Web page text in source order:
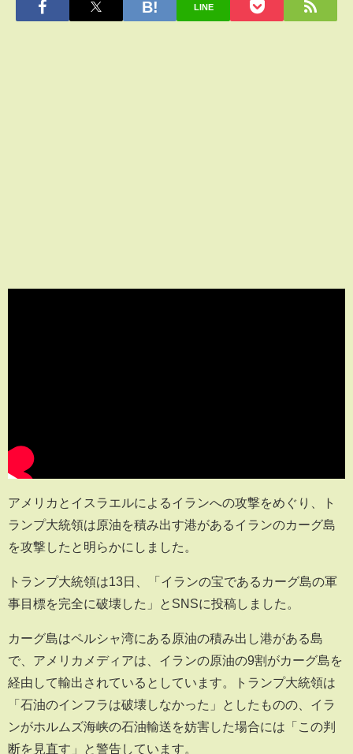
LINE
アメリカとイスラエルによるイランへの攻撃をめぐり、ト
ランプ大統領は原油を積み出す港があるイランのカーグ島
を攻撃したと明らかにしました。
トランプ大統領は13日、「イランの宝であるカーグ島の軍
事目標を完全に破壊した」とSNSに投稿しました。
カーグ島はペルシャ湾にある原油の積み出し港がある島
で、アメリカメディアは、イランの原油の9割がカーグ島を
経由して輸出されているとしています。トランプ大統領は
「石油のインフラは破壊しなかった」としたものの、イラ
ンがホルムズ海峡の石油輸送を妨害した場合には「この判
断を見直す」と警告しています。